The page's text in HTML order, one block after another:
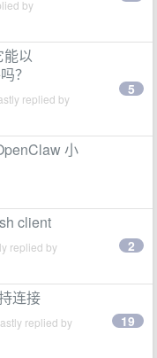
by
以
？
replied by
5
小
client
replied by 2
连接
replied by 19